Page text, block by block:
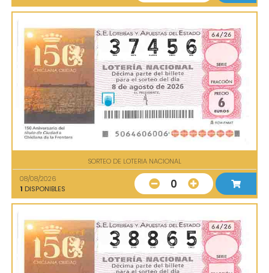
SORTEO DE LOTERIA NACIONAL
08/08/2026
1 DISPONIBLES 0